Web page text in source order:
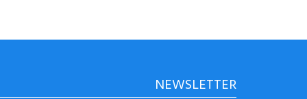
NEWSLETTER